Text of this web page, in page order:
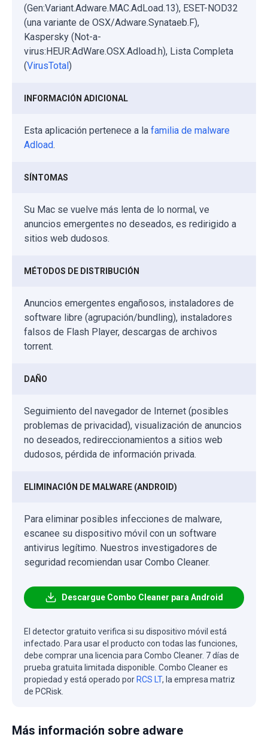
(Gen:Variant.Adware.MAC.AdLoad.13), ESET-NOD32
(una variante de OSX/Adware.Synataeb.F),
Kaspersky (Not-a-
virus:HEUR:AdWare.OSX.Adload.h), Lista Completa
(VirusTotal)
INFORMACIÓN ADICIONAL
Esta aplicación pertenece a la familia de malware
Adload.
SÍNTOMAS
Su Mac se vuelve más lenta de lo normal, ve
anuncios emergentes no deseados, es redirigido a
sitios web dudosos.
MÉTODOS DE DISTRIBUCIÓN
Anuncios emergentes engañosos, instaladores de
software libre (agrupación/bundling), instaladores
falsos de Flash Player, descargas de archivos
torrent.
DAÑO
Seguimiento del navegador de Internet (posibles
problemas de privacidad), visualización de anuncios
no deseados, redireccionamientos a sitios web
dudosos, pérdida de información privada.
ELIMINACIÓN DE MALWARE (ANDROID)
Para eliminar posibles infecciones de malware,
escanee su dispositivo móvil con un software
antivirus legítimo. Nuestros investigadores de
seguridad recomiendan usar Combo Cleaner.
Descargue Combo Cleaner para Android
El detector gratuito verifica si su dispositivo móvil está
infectado. Para usar el producto con todas las funciones,
debe comprar una licencia para Combo Cleaner. 7 días de
prueba gratuita limitada disponible. Combo Cleaner es
propiedad y está operado por RCS LT, la empresa matriz
de PCRisk.
Más información sobre adware